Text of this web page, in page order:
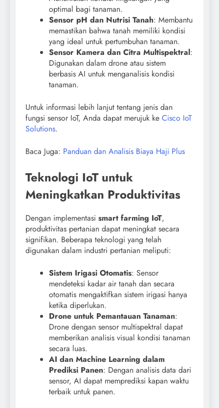
optimal bagi tanaman.
Sensor pH dan Nutrisi Tanah: Membantu
memastikan bahwa tanah memiliki kondisi
yang ideal untuk pertumbuhan tanaman.
Sensor Kamera dan Citra Multispektral:
Digunakan dalam drone atau sistem
berbasis AI untuk menganalisis kondisi
tanaman.
Untuk informasi lebih lanjut tentang jenis dan
fungsi sensor IoT, Anda dapat merujuk ke Cisco IoT
Solutions.
Baca Juga: Panduan dan Analisis Biaya Haji Plus
Teknologi IoT untuk
Meningkatkan Produktivitas
Dengan implementasi smart farming IoT,
produktivitas pertanian dapat meningkat secara
signifikan. Beberapa teknologi yang telah
digunakan dalam industri pertanian meliputi:
Sistem Irigasi Otomatis: Sensor
mendeteksi kadar air tanah dan secara
otomatis mengaktifkan sistem irigasi hanya
ketika diperlukan.
Drone untuk Pemantauan Tanaman:
Drone dengan sensor multispektral dapat
memberikan analisis visual kondisi tanaman
secara luas.
AI dan Machine Learning dalam
Prediksi Panen: Dengan analisis data dari
sensor, AI dapat memprediksi kapan waktu
terbaik untuk panen.